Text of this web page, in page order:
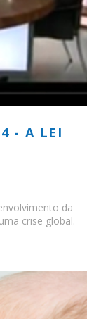
- A LEI
da
crise global.